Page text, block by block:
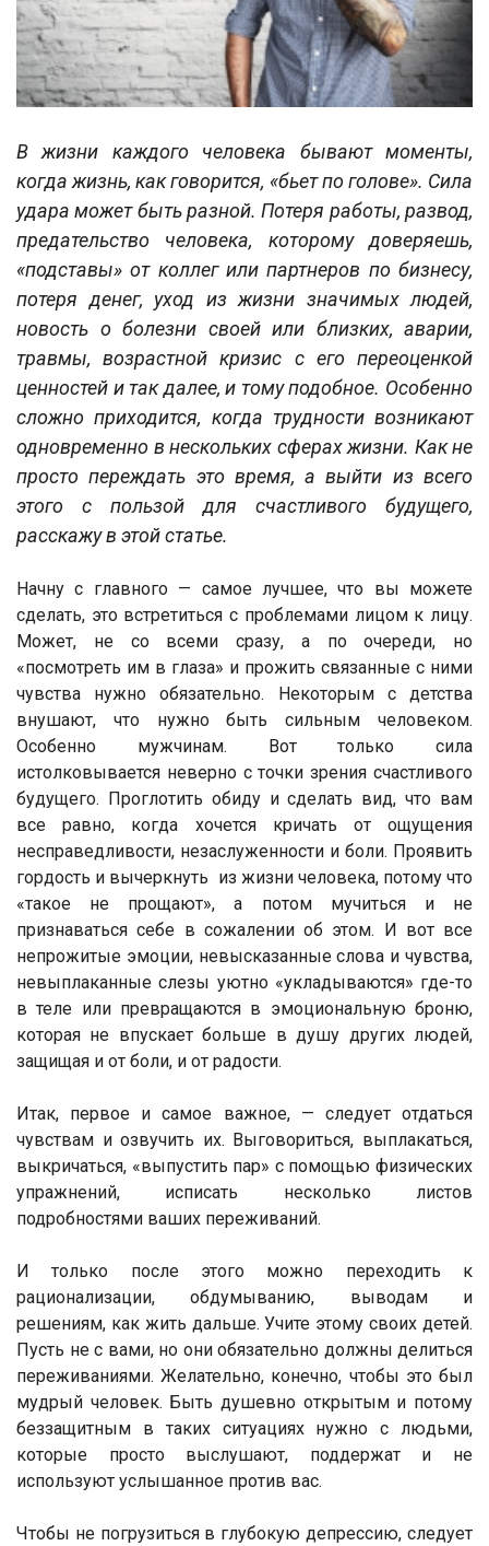
В жизни каждого человека бывают моменты,
когда жизнь, как говорится, «бьет по голове». Сила
удара может быть разной. Потеря работы, развод,
предательство человека, которому доверяешь,
«подставы» от коллег или партнеров по бизнесу,
потеря денег, уход из жизни значимых людей,
новость о болезни своей или близких, аварии,
травмы, возрастной кризис с его переоценкой
ценностей и так далее, и тому подобное. Особенно
сложно приходится, когда трудности возникают
одновременно в нескольких сферах жизни. Как не
просто переждать это время, а выйти из всего
этого с пользой для счастливого будущего,
расскажу в этой статье.
Начну с главного — самое лучшее, что вы можете
сделать, это встретиться с проблемами лицом к лицу.
Может, не со всеми сразу, а по очереди, но
«посмотреть им в глаза» и прожить связанные с ними
чувства нужно обязательно. Некоторым с детства
внушают, что нужно быть сильным человеком.
Особенно мужчинам. Вот только сила
истолковывается неверно с точки зрения счастливого
будущего. Проглотить обиду и сделать вид, что вам
все равно, когда хочется кричать от ощущения
несправедливости, незаслуженности и боли. Проявить
гордость и вычеркнуть из жизни человека, потому что
«такое не прощают», а потом мучиться и не
признаваться себе в сожалении об этом. И вот все
непрожитые эмоции, невысказанные слова и чувства,
невыплаканные слезы уютно «укладываются» где-то
в теле или превращаются в эмоциональную броню,
которая не впускает больше в душу других людей,
защищая и от боли, и от радости.
Итак, первое и самое важное, — следует отдаться
чувствам и озвучить их. Выговориться, выплакаться,
выкричаться, «выпустить пар» с помощью физических
упражнений, исписать несколько листов
подробностями ваших переживаний.
И только после этого можно переходить к
рационализации, обдумыванию, выводам и
решениям, как жить дальше. Учите этому своих детей.
Пусть не с вами, но они обязательно должны делиться
переживаниями. Желательно, конечно, чтобы это был
мудрый человек. Быть душевно открытым и потому
беззащитным в таких ситуациях нужно с людьми,
которые просто выслушают, поддержат и не
используют услышанное против вас.
Чтобы не погрузиться в глубокую депрессию, следует